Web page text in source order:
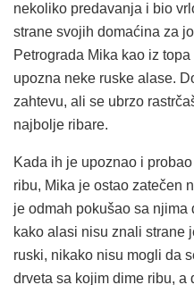
nekoliko predavanja i bio
strane svojih domaćina za
Petrograda Mika kao iz
upozna neke ruske alase.
zahtevu, ali se ubrzo
najbolje ribare.
Kada ih je upoznao i
ribu, Mika je ostao zatečen
je odmah pokušao sa njima
kako alasi nisu znali strane
ruski, nikako nisu mogli da
drveta sa kojim dime ribu, a